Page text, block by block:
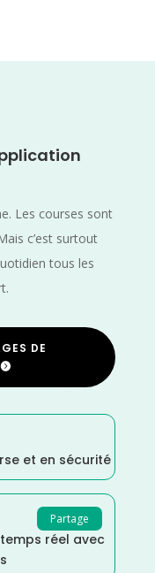
Les courses sont
c’est surtout
tous les
DE
et en sécurité
Partage
réel avec